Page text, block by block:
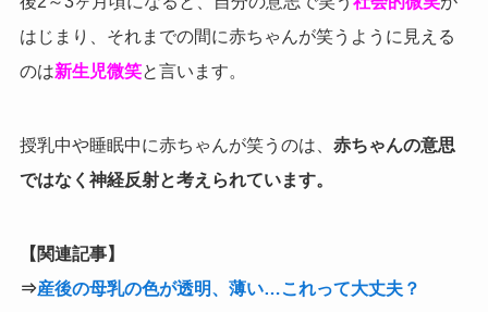
はじまり、それまでの間に赤ちゃんが笑うように見える
のは新生児微笑と言います。
授乳中や睡眠中に赤ちゃんが笑うのは、 赤ちゃんの意思
ではなく神経反射と考えられています。
【関連記事】
⇒産後の母乳の色が透明、薄い…これって大丈夫？